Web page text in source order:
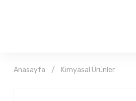
Anasayfa Kimyasal Ürünler